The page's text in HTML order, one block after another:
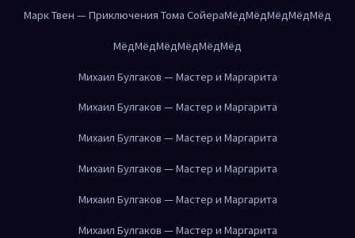
Марк Твен — Приключения Тома СойераМёдМёдМёдМёдМёд
МёдМёдМёдМёдМёдМёд
Михаил Булгаков — Мастер и Маргарита
Михаил Булгаков — Мастер и Маргарита
Михаил Булгаков — Мастер и Маргарита
Михаил Булгаков — Мастер и Маргарита
Михаил Булгаков — Мастер и Маргарита
Михаил Булгаков — Мастер и Маргарита